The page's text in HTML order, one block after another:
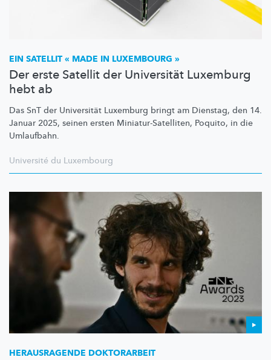
EIN SATELLIT « MADE IN LUXEMBOURG »
Der erste Satellit der Universität Luxemburg
hebt ab
Das SnT der Universität Luxemburg bringt am Dienstag, den 14.
Januar 2025, seinen ersten Miniatur-Satelliten, Poquito, in die
Umlaufbahn.
Université du Luxembourg
HERAUSRAGENDE DOKTORARBEIT